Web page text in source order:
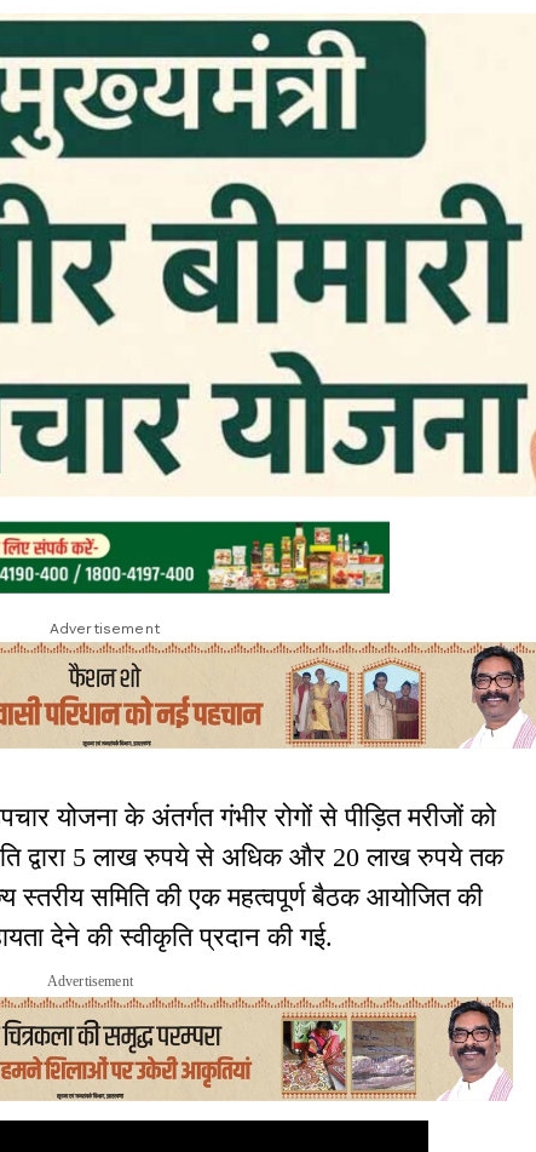
Advertisement
योजना के अंतर्गत गंभीर रोगों से पीड़ित मरीजों को
द्वारा 5 लाख रुपये से अधिक और 20 लाख रुपये तक
स्तरीय समिति की एक महत्वपूर्ण बैठक आयोजित की
देने की स्वीकृति प्रदान की गई.
Advertisement